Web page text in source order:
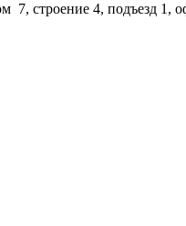
7, строение 4, подъезд 1,